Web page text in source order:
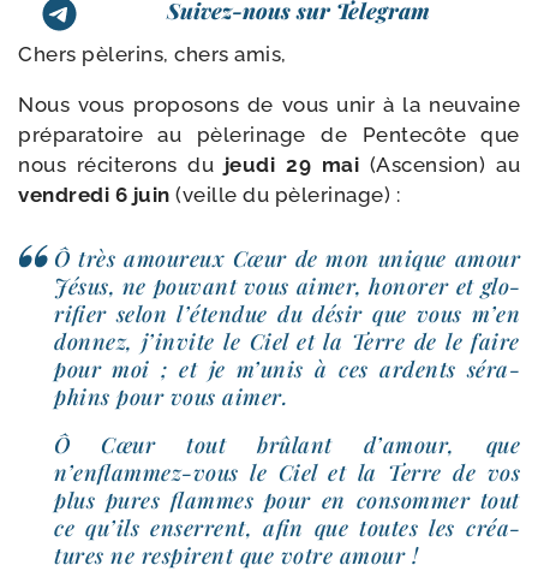
Suivez-nous sur Telegram
Chers pèle­rins, chers amis,
Nous vous pro­po­sons de vous unir à la neu­vaine
pré­pa­ra­toire au pèle­ri­nage de Pentecôte que
nous réci­te­rons du jeu­di 29 mai (Ascension) au
ven­dre­di 6 juin (veille du pèlerinage) :
Ô très amou­reux Cœur de mon unique amour
Jésus, ne pou­vant vous aimer, hono­rer et glo­
ri­fier selon l’étendue du désir que vous m’en
don­nez, j’invite le Ciel et la Terre de le faire
pour moi ; et je m’unis à ces ardents séra­
phins pour vous aimer.
Ô Cœur tout brû­lant d’amour, que
n’enflammez-vous le Ciel et la Terre de vos
plus pures flammes pour en consom­mer tout
ce qu’ils enserrent, afin que toutes les créa­
tures ne res­pirent que votre amour !